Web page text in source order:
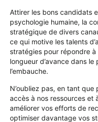
Attirer les bons candidats
psychologie humaine, la
stratégique de divers
ce qui motive les talents
stratégies pour répondre à
longueur d’avance dans
l’embauche.
N’oubliez pas, en tant
accès à nos ressources et
améliorer vos efforts de
optimiser davantage vos